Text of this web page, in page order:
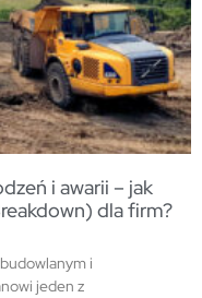
i awarii – jak
dla firm?
i
jeden z